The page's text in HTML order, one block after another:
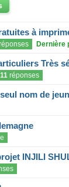
à
Dernière
Très
11réponses
nom de
INJILI